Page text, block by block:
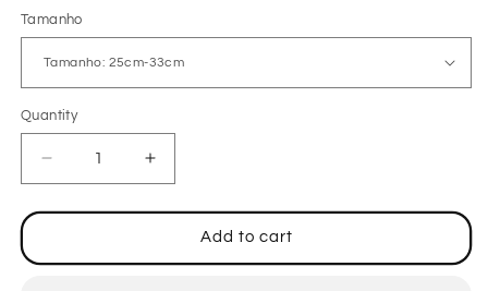
Tamanho
Quantity
Decrease
quantity
for
Stitch,
Increase
quantity
for
Peluche
Stitch,
Add to cart